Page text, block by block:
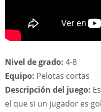
Nivel de grado: 4-8
Equipo: Pelotas cortas
Descripción del juego:
el que si un jugador es